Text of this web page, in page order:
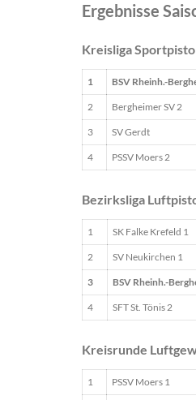
Ergebnisse
Kreisliga
1 BSV Rheinh.-
2 Bergheimer SV 2
3 SV Gerdt
4 PSSV Moers 2
Bezirksliga
1 SK Falke Krefeld 1
2 SV Neukirchen 1
3 BSV Rheinh.-
4 SFT St. Tönis 2
Kreisrunde
1 PSSV Moers 1